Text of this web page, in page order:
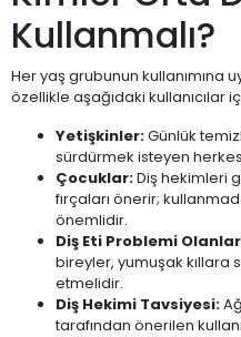
Kullanmalı?
Her yaş grubunun kullanımına
özellikle aşağıdaki kullanıcılar
Yetişkinler:Günlük
sürdürmek isteyen
Çocuklar:Diş hekimleri
fırçaları önerir;
önemlidir.
Diş Eti Problemi
bireyler, yumuşak kıllara
etmelidir.
Diş Hekimi Tavsiyesi:
tarafından önerilen